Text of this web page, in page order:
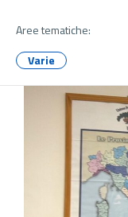
Aree tematiche:
Varie